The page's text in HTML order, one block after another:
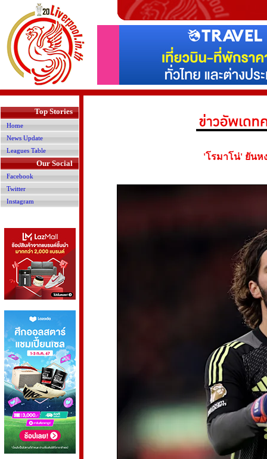
Top Stories
Home
News Update
Leagues Table
Our Social
Facebook
Twitter
Instagram
'โรมาโน่' ยันห